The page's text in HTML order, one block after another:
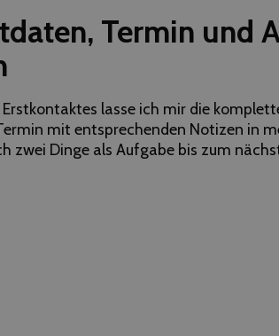
Termin und
Erstkontaktes lasse ich mir die
mit entsprechenden Notizen in
zwei Dinge als Aufgabe bis zum